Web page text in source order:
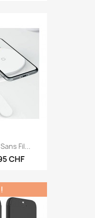
Fil...
CHF